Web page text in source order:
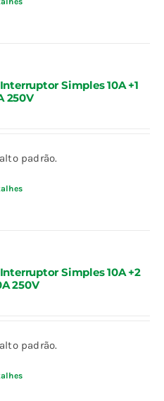
Simples 10A +1
250V
padrão.
Simples 10A +2
250V
padrão.